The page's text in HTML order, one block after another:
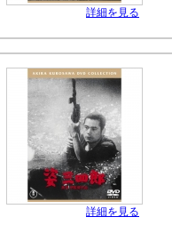
詳細を見る
詳細を見る